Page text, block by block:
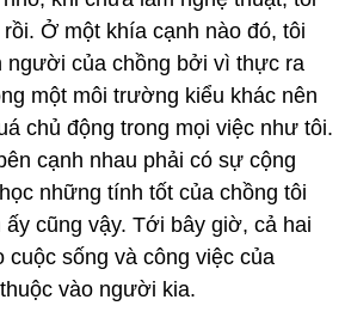
Ở một khía cạnh nào đó, tôi
người của chồng bởi vì thực ra
một môi trường kiểu khác nên
chủ động trong mọi việc như tôi.
cạnh nhau phải có sự cộng
những tính tốt của chồng tôi
cũng vậy. Tới bây giờ, cả hai
cuộc sống và công việc của
vào người kia.